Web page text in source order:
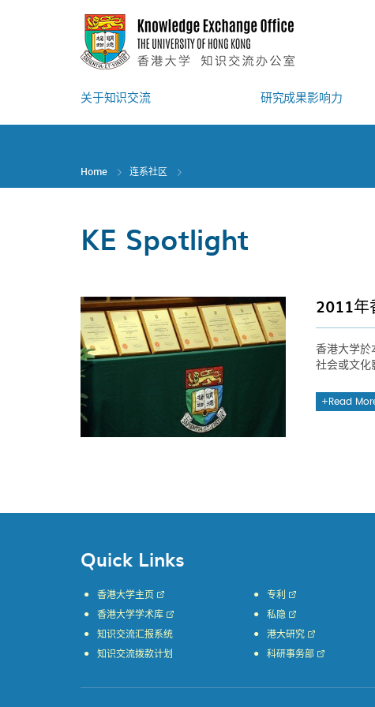
关于知识交流 研究成果影响力
Home 连系社区
KE Spotlight
2011年
香港大学於
社会或文化
Read
Quick Links
香港大学主页
香港大学学术库
知识交流汇报系统
知识交流拨款计划
专利
私隐
港大研究
科研事务部